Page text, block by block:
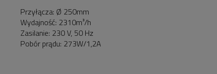
Przyłącza: Ø 250mm
Wydajność: 2310m³/h
Zasilanie: 230 V, 50 Hz
Pobór prądu: 273W/1,2A